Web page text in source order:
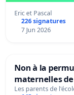
Eric et Pascal
226 signatures
7 Jun 2026
Non à la
maternelles
Préservons la
Les parents de